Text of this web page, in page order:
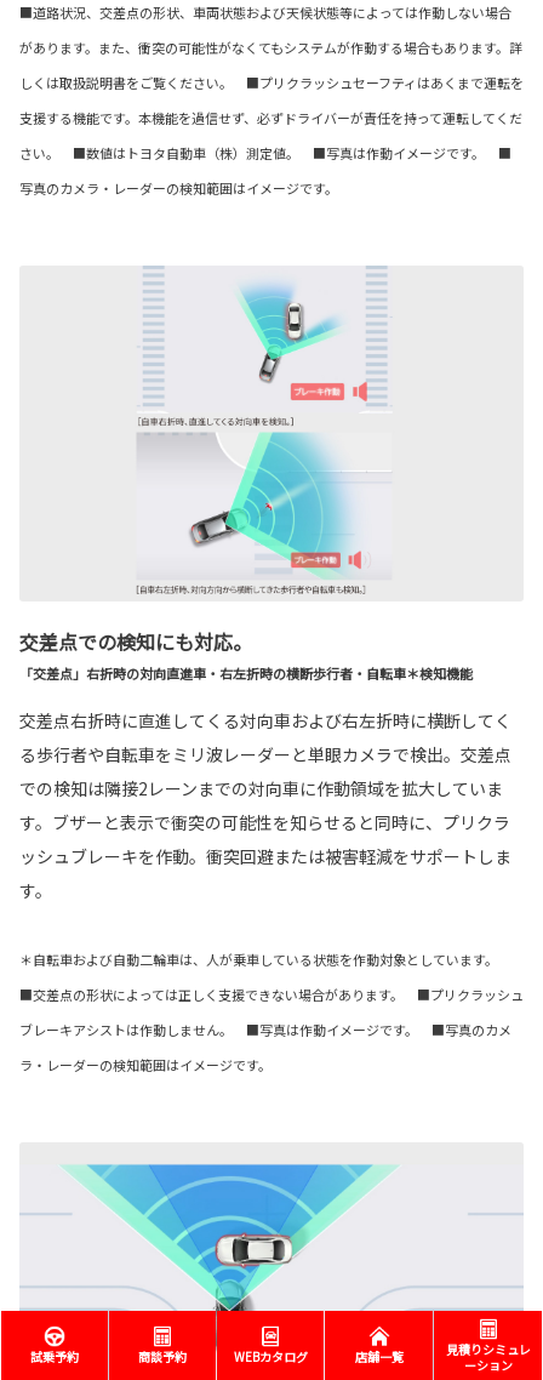
■道路状況、交差点の形状、車両状態および天候状態等によっては作動しない場合
があります。また、衝突の可能性がなくてもシステムが作動する場合もあります。詳
しくは取扱説明書をご覧ください。 ■プリクラッシュセーフティはあくまで運転を
支援する機能です。本機能を過信せず、必ずドライバーが責任を持って運転してくだ
さい。 ■数値はトヨタ自動車（株）測定値。 ■写真は作動イメージです。 ■
写真のカメラ・レーダーの検知範囲はイメージです。
交差点での検知にも対応。
「交差点」右折時の対向直進車・右左折時の横断歩行者・自転車＊検知機能
交差点右折時に直進してくる対向車および右左折時に横断してく
る歩行者や自転車をミリ波レーダーと単眼カメラで検出。交差点
での検知は隣接2レーンまでの対向車に作動領域を拡大していま
す。ブザーと表示で衝突の可能性を知らせると同時に、プリクラ
ッシュブレーキを作動。衝突回避または被害軽減をサポートしま
す。
＊自転車および自動二輪車は、人が乗車している状態を作動対象としています。
■交差点の形状によっては正しく支援できない場合があります。 ■プリクラッシュ
ブレーキアシストは作動しません。 ■写真は作動イメージです。 ■写真のカメ
ラ・レーダーの検知範囲はイメージです。
試乗予約 商談予約 WEBカタログ 店舗一覧
見積りシミュレ
ーション